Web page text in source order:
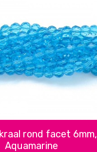
rond facet 6mm,
Aquamarine